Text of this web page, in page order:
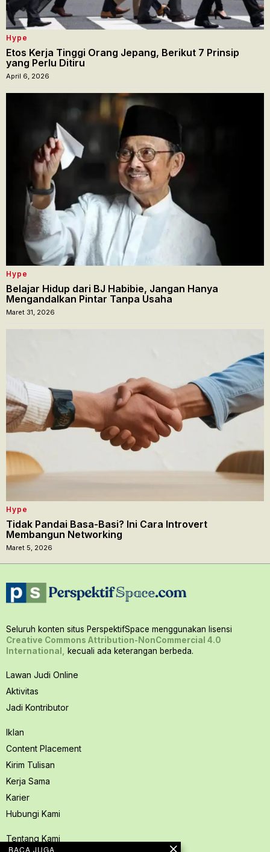
Hype
Etos Kerja Tinggi Orang Jepang, Berikut 7 Prinsip
yang Perlu Ditiru
April 6, 2026
Hype
Belajar Hidup dari BJ Habibie, Jangan Hanya
Mengandalkan Pintar Tanpa Usaha
Maret 31, 2026
Hype
Tidak Pandai Basa-Basi? Ini Cara Introvert
Membangun Networking
Maret 5, 2026
Seluruh konten situs PerspektifSpace menggunakan lisensi
Creative Commons Attribution-NonCommercial 4.0
International,
kecuali ada keterangan berbeda.
Lawan Judi Online
Aktivitas
Jadi Kontributor
Iklan
Content Placement
Kirim Tulisan
Kerja Sama
Karier
Hubungi Kami
Tentang Kami
BACA JUGA